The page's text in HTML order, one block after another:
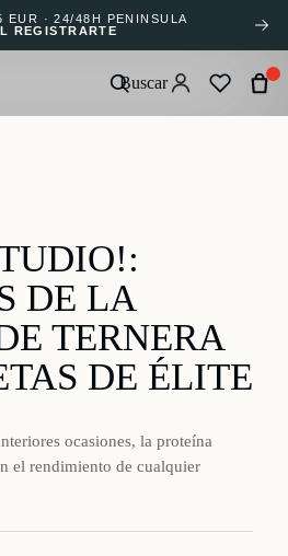
EUR · 24/48H PENÍNSULA
REGISTRARTE
Buscar
DE LA
TERNERA
DE ÉLITE
ocasiones, la proteína
el rendimiento de cualquier